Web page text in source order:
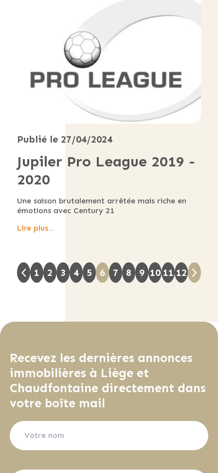
Publié le 27/04/2024
Jupiler Pro League 2019 -
2020
Une saison brutalement arrêtée mais riche en
émotions avec Century 21
Lire plus...
1 2 3 4 5 6 7 8 9 10 11 12
Recevez les dernières annonces
immobilières à Liège et
Chaudfontaine directement dans
votre boîte mail